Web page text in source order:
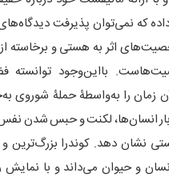
که نمی‌توان پذیرفت
اثر به هستی و برخاسته
بااین‌وجود توانسته
زمان را به‌واسطۀ حملۀ شوروی
انسان‌ها، لکنت و حبس شدن نفس
نشان دهد. کوندرا بزرگ‌ترین
و حیوان می‌داند و با